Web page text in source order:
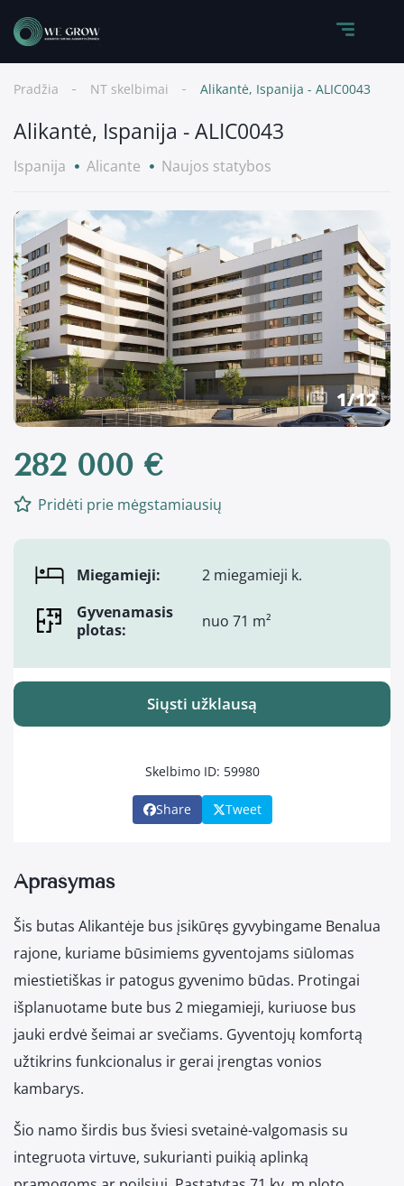
Pradžia NT skelbimai Alikantė, Ispanija - ALIC0043
Alikantė, Ispanija - ALIC0043
Ispanija Alicante Naujos statybos
1/12
282 000 €
Pridėti prie mėgstamiausių
Miegamieji:
2 miegamieji k.
Gyvenamasis
plotas:
nuo 71 m²
Siųsti užklausą
Skelbimo ID: 59980
Share Tweet
Aprašymas
Šis butas Alikantėje bus įsikūręs gyvybingame Benalua
rajone, kuriame būsimiems gyventojams siūlomas
miestietiškas ir patogus gyvenimo būdas. Protingai
išplanuotame bute bus 2 miegamieji, kuriuose bus
jauki erdvė šeimai ar svečiams. Gyventojų komfortą
užtikrins funkcionalus ir gerai įrengtas vonios
kambarys.
Šio namo širdis bus šviesi svetainė-valgomasis su
integruota virtuve, sukurianti puikią aplinką